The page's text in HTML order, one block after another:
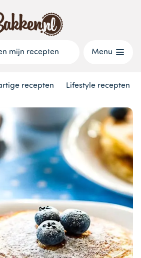
mijn recepten Menu
recepten Lifestyle recepten